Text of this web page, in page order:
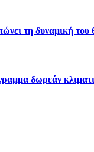
τη δυναμική
δωρεάν